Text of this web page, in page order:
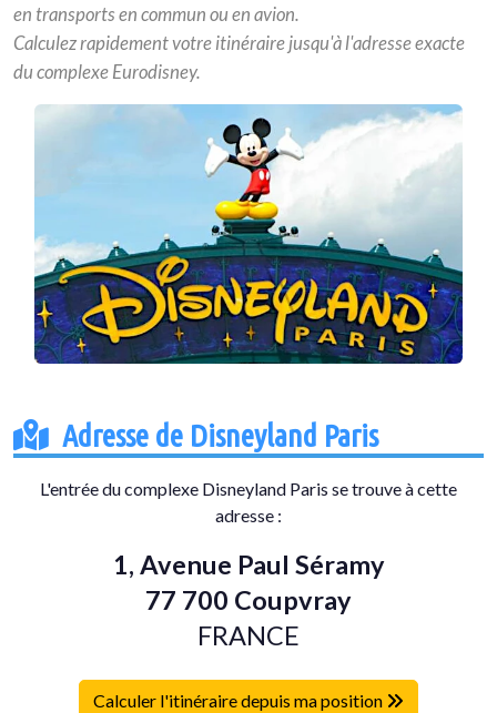
en transports en commun ou en avion.
Calculez rapidement votre itinéraire jusqu'à l'adresse exacte
du complexe Eurodisney.
Adresse de Disneyland Paris
L'entrée du complexe Disneyland Paris se trouve à cette
adresse :
1, Avenue Paul Séramy
77 700 Coupvray
FRANCE
Calculer l'itinéraire depuis ma position